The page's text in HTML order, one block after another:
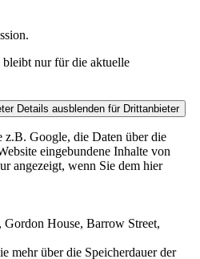
bleibt nur für die aktuelle
Details ausblenden für Drittanbieter
Google, die Daten über die
eingebundene Inhalte von
angezeigt, wenn Sie dem hier
House, Barrow Street,
mehr über die Speicherdauer der